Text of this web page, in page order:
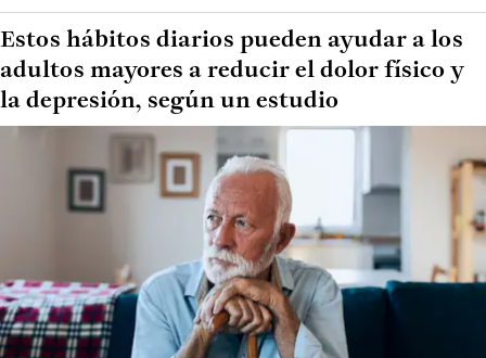
Estos hábitos diarios pueden ayudar a los
adultos mayores a reducir el dolor físico y
la depresión, según un estudio